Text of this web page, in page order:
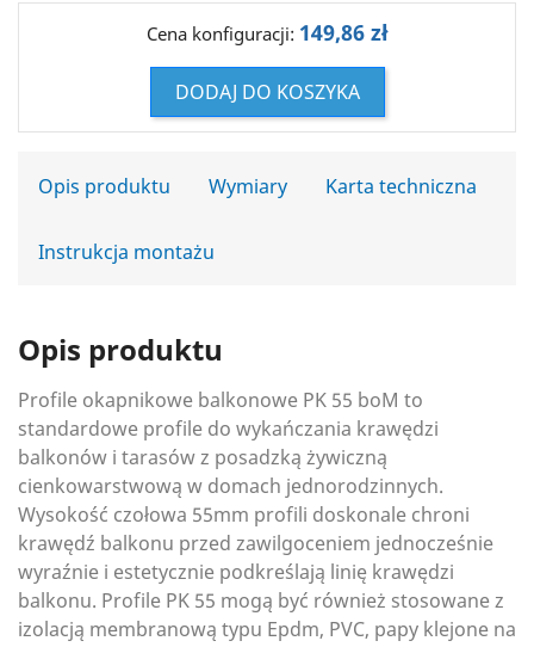
Cena konfiguracji: 149,86 zł
DODAJ DO KOSZYKA
Opis produktu Wymiary Karta techniczna
Instrukcja montażu
Opis produktu
Profile okapnikowe balkonowe PK 55 boM to
standardowe profile do wykańczania krawędzi
balkonów i tarasów z posadzką żywiczną
cienkowarstwową w domach jednorodzinnych.
Wysokość czołowa 55mm profili doskonale chroni
krawędź balkonu przed zawilgoceniem jednocześnie
wyraźnie i estetycznie podkreślają linię krawędzi
balkonu. Profile PK 55 mogą być również stosowane z
izolacją membranową typu Epdm, PVC, papy klejone na